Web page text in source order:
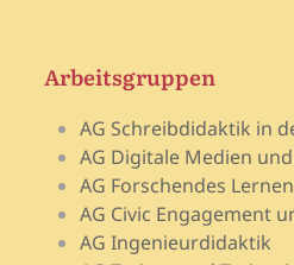
Arbeitsgruppen
AG Schreibdidaktik in
AG Digitale Medien
AG Forschendes Lernen
AG Civic Engagement
AG Ingenieurdidaktik